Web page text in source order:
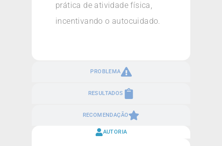
PROBLEMA
RESULTADOS
RECOMENDAÇÃO
prática de atividade física,
incentivando o autocuidado.
AUTORIA